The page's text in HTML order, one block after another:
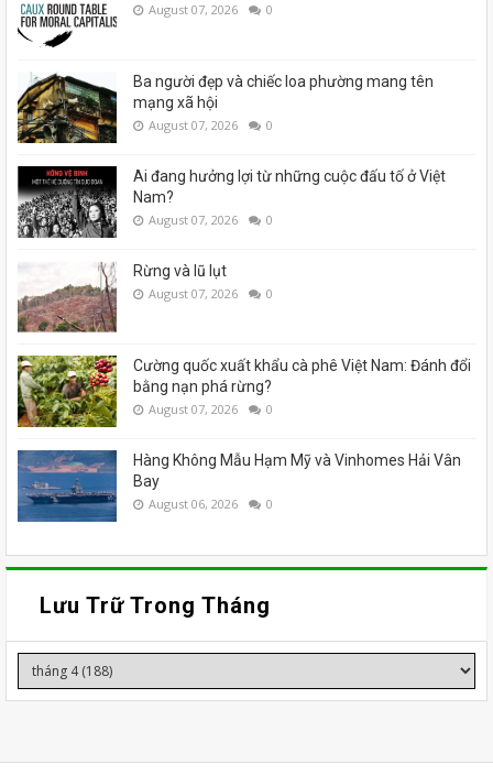
August 07, 2026 0
Ba người đẹp và chiếc loa phường mang tên
mạng xã hội
August 07, 2026 0
Ai đang hưởng lợi từ những cuộc đấu tố ở Việt
Nam?
August 07, 2026 0
Rừng và lũ lụt
August 07, 2026 0
Cường quốc xuất khẩu cà phê Việt Nam: Đánh đổi
bằng nạn phá rừng?
August 07, 2026 0
Hàng Không Mẫu Hạm Mỹ và Vinhomes Hải Vân
Bay
August 06, 2026 0
Lưu Trữ Trong Tháng